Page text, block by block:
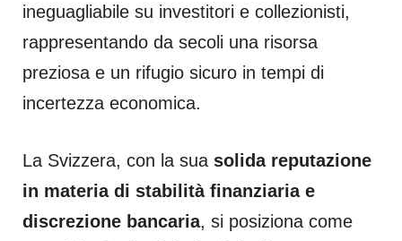
ineguagliabile su investitori e collezionisti,
rappresentando da secoli una risorsa
preziosa e un rifugio sicuro in tempi di
incertezza economica.
La Svizzera, con la sua solida reputazione
in materia di stabilità finanziaria e
discrezione bancaria, si posiziona come